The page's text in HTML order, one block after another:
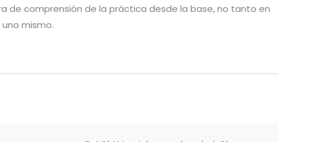
de comprensión de la práctica desde la base, no tanto en
mismo.